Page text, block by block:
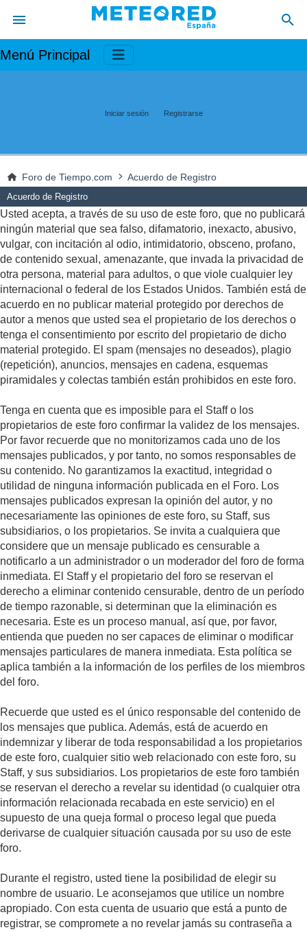
Menú Principal
Iniciar sesión Registrarse
Foro de Tiempo.com Acuerdo de Registro
Acuerdo de Registro
Usted acepta, a través de su uso de este foro, que no publicará
ningún material que sea falso, difamatorio, inexacto, abusivo,
vulgar, con incitación al odio, intimidatorio, obsceno, profano,
de contenido sexual, amenazante, que invada la privacidad de
otra persona, material para adultos, o que viole cualquier ley
internacional o federal de los Estados Unidos. También está de
acuerdo en no publicar material protegido por derechos de
autor a menos que usted sea el propietario de los derechos o
tenga el consentimiento por escrito del propietario de dicho
material protegido. El spam (mensajes no deseados), plagio
(repetición), anuncios, mensajes en cadena, esquemas
piramidales y colectas también están prohibidos en este foro.
Tenga en cuenta que es imposible para el Staff o los
propietarios de este foro confirmar la validez de los mensajes.
Por favor recuerde que no monitorizamos cada uno de los
mensajes publicados, y por tanto, no somos responsables de
su contenido. No garantizamos la exactitud, integridad o
utilidad de ninguna información publicada en el Foro. Los
mensajes publicados expresan la opinión del autor, y no
necesariamente las opiniones de este foro, su Staff, sus
subsidiarios, o los propietarios. Se invita a cualquiera que
considere que un mensaje publicado es censurable a
notificarlo a un administrador o un moderador del foro de forma
inmediata. El Staff y el propietario del foro se reservan el
derecho a eliminar contenido censurable, dentro de un período
de tiempo razonable, si determinan que la eliminación es
necesaria. Este es un proceso manual, así que, por favor,
entienda que pueden no ser capaces de eliminar o modificar
mensajes particulares de manera inmediata. Esta política se
aplica también a la información de los perfiles de los miembros
del foro.
Recuerde que usted es el único responsable del contenido de
los mensajes que publica. Además, está de acuerdo en
indemnizar y liberar de toda responsabilidad a los propietarios
de este foro, cualquier sitio web relacionado con este foro, su
Staff, y sus subsidiarios. Los propietarios de este foro también
se reservan el derecho a revelar su identidad (o cualquier otra
información relacionada recabada en este servicio) en el
supuesto de una queja formal o proceso legal que pueda
derivarse de cualquier situación causada por su uso de este
foro.
Durante el registro, usted tiene la posibilidad de elegir su
nombre de usuario. Le aconsejamos que utilice un nombre
apropiado. Con esta cuenta de usuario que está a punto de
registrar, se compromete a no revelar jamás su contraseña a